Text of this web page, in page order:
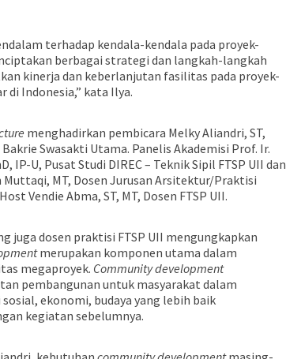
terhadap kendala-kendala pada proyek-
berbagai strategi dan langkah-langkah
kinerja dan keberlanjutan fasilitas pada proyek-
di Indonesia,” kata Ilya.
menghadirkan pembicara Melky Aliandri, ST,
Swasakti Utama. Panelis Akademisi Prof. Ir.
IP-U, Pusat Studi DIREC – Teknik Sipil FTSP UII dan
Muttaqi, MT, Dosen Jurusan Arsitektur/Praktisi
Vendie Abma, ST, MT, Dosen FTSP UII.
juga dosen praktisi FTSP UII mengungkapkan
merupakan komponen utama dalam
megaproyek. Community development
pembangunan untuk masyarakat dalam
ekonomi, budaya yang lebih baik
kegiatan sebelumnya.